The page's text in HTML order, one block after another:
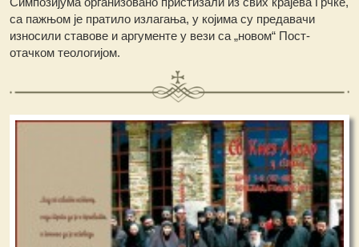
са пажњом је пратило излагања, у којима су предавачи
износили ставове и аргументе у вези са „новом“ Пост-
отачком теологијом.